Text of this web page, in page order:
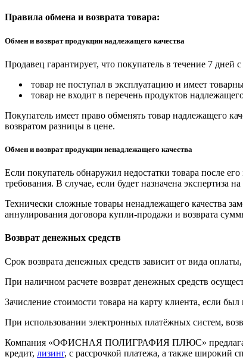
Правила обмена и возврата товара:
Обмен и возврат продукции надлежащего качества
Продавец гарантирует, что покупатель в течение 7 дней
товар не поступал в эксплуатацию и имеет
товар не входит в перечень продуктов
Покупатель имеет право обменять товар надлежащего
возвратом разницы в цене.
Обмен и возврат продукции ненадлежащего качества
Если покупатель обнаружил недостатки товара после
требования. В случае, если будет назначена экспертиза
Технически сложные товары ненадлежащего качества
аннулирования договора купли-продажи и возврата
Возврат денежных средств
Срок возврата денежных средств зависит от вида
При наличном расчете возврат денежных средств
Зачисление стоимости товара на карту клиента, если
При использовании электронных платёжных систем,
Компания «ОФИСНАЯ ПОЛИГРАФИЯ ПЛЮС» предлагает
кредит, лизинг, с рассрочкой платежа, а также широкий